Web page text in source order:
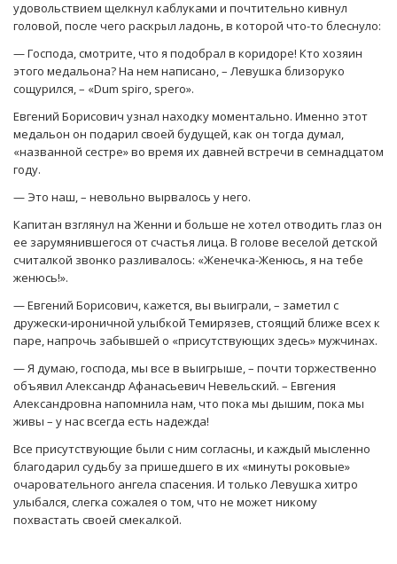
удовольствием щелкнул каблуками и почтительно кивнул
головой, после чего раскрыл ладонь, в которой что-то блеснуло:
— Господа, смотрите, что я подобрал в коридоре! Кто хозяин
этого медальона? На нем написано, – Левушка близоруко
сощурился, – «Dum spiro, spero».
Евгений Борисович узнал находку моментально. Именно этот
медальон он подарил своей будущей, как он тогда думал,
«названной сестре» во время их давней встречи в семнадцатом
году.
— Это наш, – невольно вырвалось у него.
Капитан взглянул на Женни и больше не хотел отводить глаз он
ее зарумянившегося от счастья лица. В голове веселой детской
считалкой звонко разливалось: «Женечка-Женюсь, я на тебе
женюсь!».
— Евгений Борисович, кажется, вы выиграли, – заметил с
дружески-ироничной улыбкой Темирязев, стоящий ближе всех к
паре, напрочь забывшей о «присутствующих здесь» мужчинах.
— Я думаю, господа, мы все в выигрыше, – почти торжественно
объявил Александр Афанасьевич Невельский. – Евгения
Александровна напомнила нам, что пока мы дышим, пока мы
живы – у нас всегда есть надежда!
Все присутствующие были с ним согласны, и каждый мысленно
благодарил судьбу за пришедшего в их «минуты роковые»
очаровательного ангела спасения. И только Левушка хитро
улыбался, слегка сожалея о том, что не может никому
похвастать своей смекалкой.